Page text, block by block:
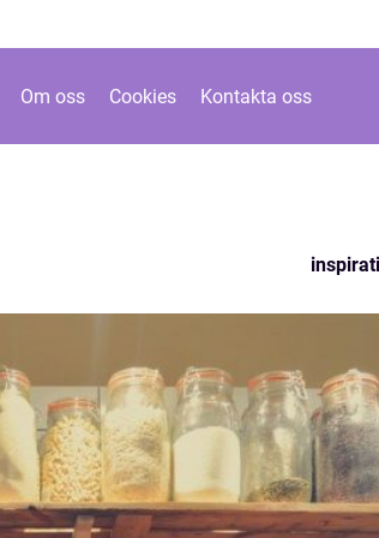
Om oss Cookies Kontakta oss